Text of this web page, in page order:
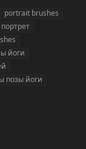
portrait brushes
йоги
позы йоги